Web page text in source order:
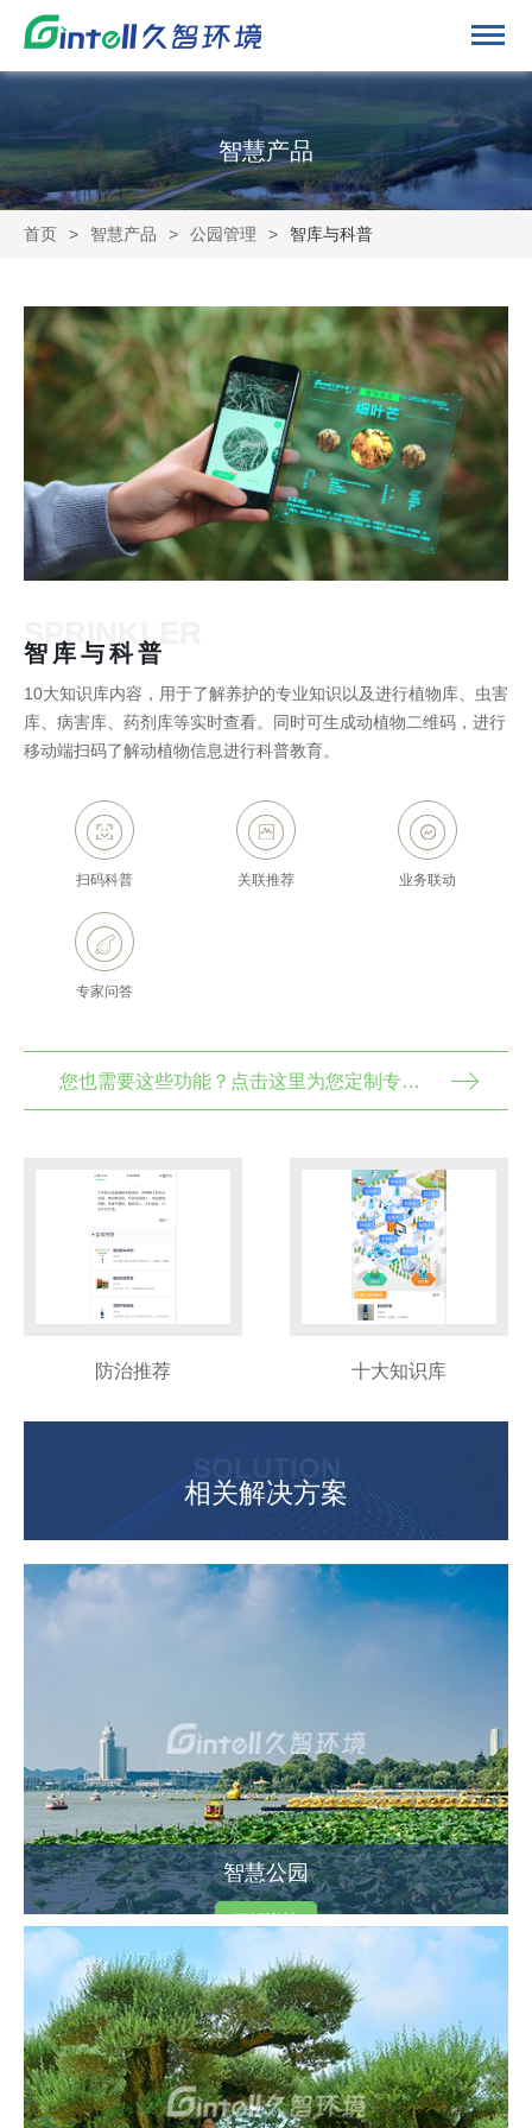
智慧产品
首页 > 智慧产品 > 公园管理 > 智库与科普
智库与科普
SPRINKLER
10大知识库内容，用于了解养护的专业知识以及进行植物库、虫害
库、病害库、药剂库等实时查看。同时可生成动植物二维码，进行
移动端扫码了解动植物信息进行科普教育。
扫码科普 关联推荐 业务联动
专家问答
您也需要这些功能？点击这里为您定制专属解决方案
防治推荐 十大知识库
SOLUTION
相关解决方案
智慧公园
了解详情